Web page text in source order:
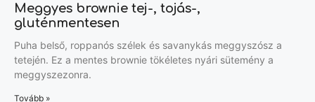
Meggyes brownie tej-, tojás-,
gluténmentesen
Puha belső, roppanós szélek és savanykás meggyszósz a
tetején. Ez a mentes brownie tökéletes nyári sütemény a
meggyszezonra.
Tovább »